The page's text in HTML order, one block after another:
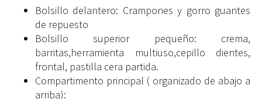
Bolsillo delantero: Crampones y gorro guantes
de repuesto
Bolsillo superior pequeño: crema,
barritas,herramienta multiuso,cepillo dientes,
frontal, pastilla cera partida.
Compartimento principal ( organizado de abajo a
arriba):